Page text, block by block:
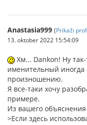
Anastasia999 (Prikaži
13. oktober 2022 15:54:09
Хм... Dankon! Ну
именительный иногда
произношению.
Я все-таки хочу
примере.
Из вашего
>Если здесь